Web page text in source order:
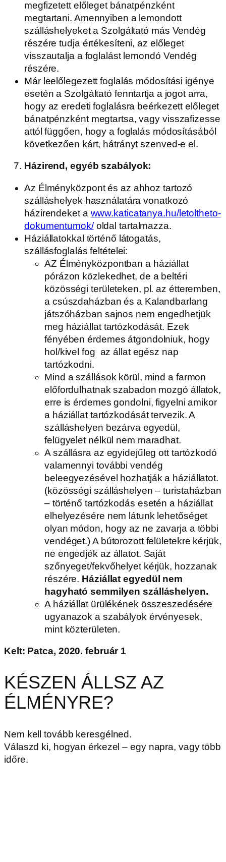
megfizetett előleget bánatpénzként
megtartani. Amennyiben a lemondott
szálláshelyeket a Szolgáltató más Vendég
részére tudja értékesíteni, az előleget
visszautalja a foglalást lemondó Vendég
részére.
Már leelőlegezett foglalás módosítási igénye
esetén a Szolgáltató fenntartja a jogot arra,
hogy az eredeti foglalásra beérkezett előleget
bánatpénzként megtartsa, vagy visszafizesse
attól függően, hogy a foglalás módosításából
következően kárt, hátrányt szenved-e el.
Házirend, egyéb szabályok:
Az Élményközpont és az ahhoz tartozó
szálláshelyek használatára vonatkozó
házirendeket a www.katicatanya.hu/letoltheto-
dokumentumok/oldal tartalmazza.
Háziállatokkal történő látogatás,
szállásfoglalás feltételei:
AZ Élményközpontban a háziállat
pórázon közlekedhet, de a beltéri
közösségi területeken, pl. az étteremben,
a csúszdaházban és a Kalandbarlang
játszóházban sajnos nem engedhetjük
meg háziállat tartózkodását. Ezek
fényében érdemes átgondolniuk, hogy
hol/kivel fog az állat egész nap
tartózkodni.
Mind a szállások körül, mind a farmon
előfordulhatnak szabadon mozgó állatok,
erre is érdemes gondolni, figyelni amikor
a háziállat tartózkodását tervezik. A
szálláshelyen bezárva egyedül,
felügyelet nélkül nem maradhat.
A szállásra az egyidejűleg ott tartózkodó
valamennyi további vendég
beleegyezésével hozhatják a háziállatot.
(közösségi szálláshelyen – turistaházban
– történő tartózkodás esetén a háziállat
elhelyezésére nem látunk lehetőséget
olyan módon, hogy az ne zavarja a többi
vendéget.) A bútorozott felületekre kérjük,
ne engedjék az állatot. Saját
szőnyeget/fekvőhelyet kérjük, hozzanak
részére. Háziállat egyedül nem
hagyható semmilyen szálláshelyen.
A háziállat ürülékének összeszedésére
ugyanazok a szabályok érvényesek,
mint közterületen.
Kelt: Patca, 2020. február 1
KÉSZEN ÁLLSZ AZ
ÉLMÉNYRE?
Nem kell tovább keresgélned.
Válaszd ki, hogyan érkezel – egy napra, vagy több
időre.